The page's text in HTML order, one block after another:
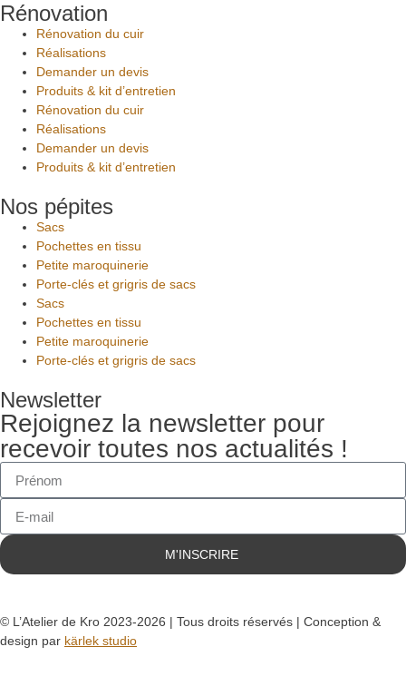
Rénovation
Rénovation du cuir
Réalisations
Demander un devis
Produits & kit d’entretien
Rénovation du cuir
Réalisations
Demander un devis
Produits & kit d’entretien
Nos pépites
Sacs
Pochettes en tissu
Petite maroquinerie
Porte-clés et grigris de sacs
Sacs
Pochettes en tissu
Petite maroquinerie
Porte-clés et grigris de sacs
Newsletter
Rejoignez la newsletter pour
recevoir toutes nos actualités !
M'INSCRIRE
© L’Atelier de Kro 2023-2026 | Tous droits réservés | Conception &
design par kärlek studio